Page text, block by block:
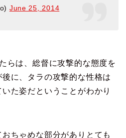
June 25, 2014
らは、総督に攻撃的な態度を
後に、タラの攻撃的な性格は
いた姿だということがわかり
ちゃめな部分がありとても